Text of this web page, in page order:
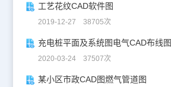
工艺花纹CAD软件图
2019-12-27 38705次
充电桩平面及系统图电气CAD布线图
2020-03-24 37507次
某小区市政CAD图燃气管道图